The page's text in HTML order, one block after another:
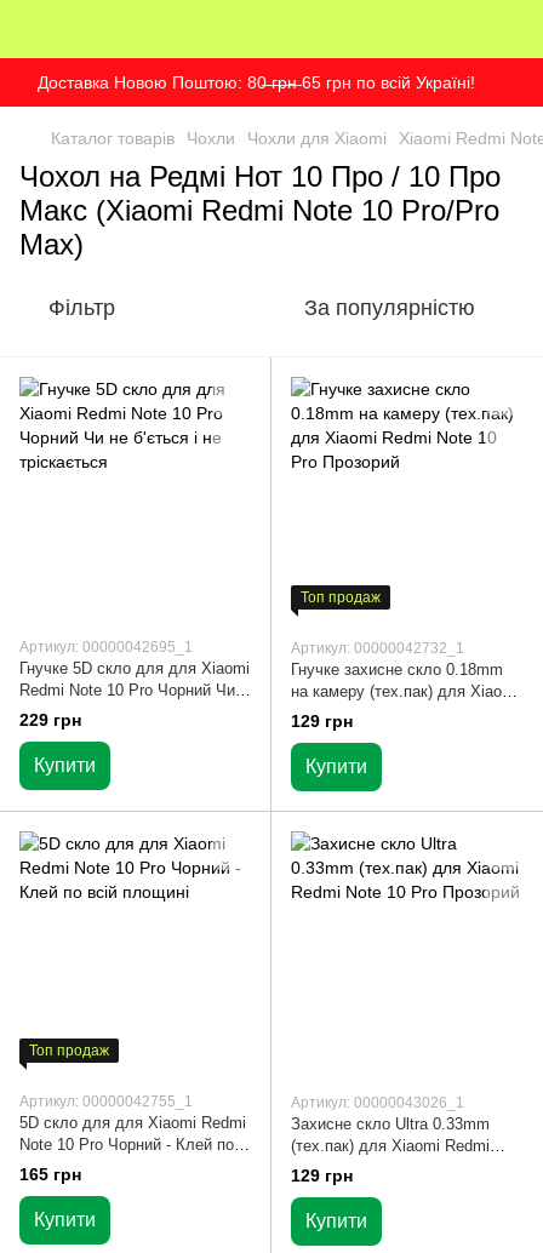
Доставка Новою Поштою: 80̶ ̶г̶р̶н̶ 65 грн по всій Україні!
Каталог товарів Чохли Чохли для Xiaomi Xiaomi Redmi
Чохол на Редмі Нот 10 Про / 10 Про
Макс (Xiaomi Redmi Note 10 Pro/Pro
Max)
Фільтр За популярністю
Артикул: 00000042695_1
Гнучке 5D скло для для Xiaomi
Redmi Note 10 Pro Чорний Чи
не б'ється і не тріскається
229 грн
Купити
Топ продаж
Артикул: 00000042732_1
Гнучке захисне скло 0.18mm
на камеру (тех.пак) для Xiaomi
Redmi Note 10 Pro Прозорий
129 грн
Купити
Топ продаж
Артикул: 00000042755_1
5D скло для для Xiaomi Redmi
Note 10 Pro Чорний - Клей по
всій площині
165 грн
Купити
Артикул: 00000043026_1
Захисне скло Ultra 0.33mm
(тех.пак) для Xiaomi Redmi
Note 10 Pro Прозорий
129 грн
Купити